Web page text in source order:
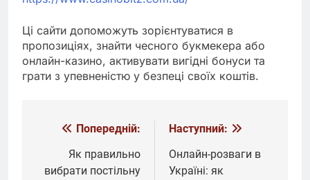
Ці сайти допоможуть зорієнтуватися в
пропозиціях, знайти чесного букмекера або
онлайн-казино, активувати вигідні бонуси та
грати з упевненістю у безпеці своїх коштів.
Навігація
записів
Попередній:
Як правильно
вибрати постільну
Наступний:
Онлайн-розваги в
Україні: як